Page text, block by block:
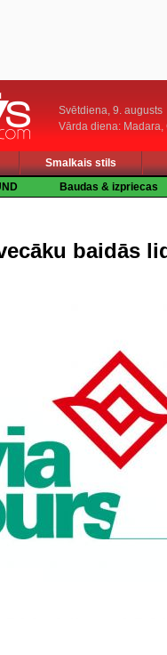
Svētdiena, 9. augusts
Vārda diena: Madara,
Smalkais stils
Baudas & izpriecas
baidās